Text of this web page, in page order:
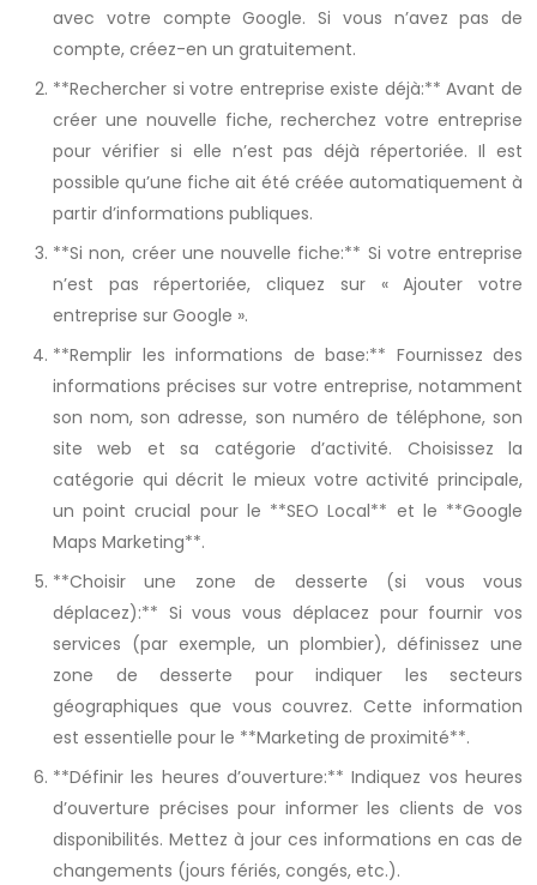
avec votre compte Google. Si vous n’avez pas de
compte, créez-en un gratuitement.
**Rechercher si votre entreprise existe déjà:** Avant de
créer une nouvelle fiche, recherchez votre entreprise
pour vérifier si elle n’est pas déjà répertoriée. Il est
possible qu’une fiche ait été créée automatiquement à
partir d’informations publiques.
**Si non, créer une nouvelle fiche:** Si votre entreprise
n’est pas répertoriée, cliquez sur « Ajouter votre
entreprise sur Google ».
**Remplir les informations de base:** Fournissez des
informations précises sur votre entreprise, notamment
son nom, son adresse, son numéro de téléphone, son
site web et sa catégorie d’activité. Choisissez la
catégorie qui décrit le mieux votre activité principale,
un point crucial pour le **SEO Local** et le **Google
Maps Marketing**.
**Choisir une zone de desserte (si vous vous
déplacez):** Si vous vous déplacez pour fournir vos
services (par exemple, un plombier), définissez une
zone de desserte pour indiquer les secteurs
géographiques que vous couvrez. Cette information
est essentielle pour le **Marketing de proximité**.
**Définir les heures d’ouverture:** Indiquez vos heures
d’ouverture précises pour informer les clients de vos
disponibilités. Mettez à jour ces informations en cas de
changements (jours fériés, congés, etc.).